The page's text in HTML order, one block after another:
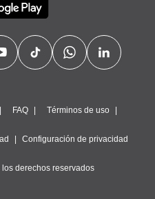
FAQ Términos de uso
Configuración de privacidad
derechos reservados